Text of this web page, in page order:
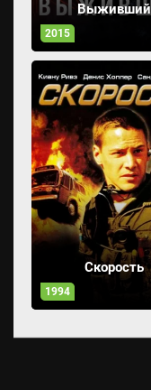
Выживший
2015
Скорость
1994